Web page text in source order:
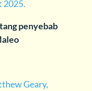
2025.
penyebab
Geary,